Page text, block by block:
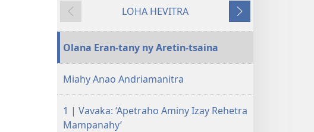
FIAMBENANA
tsaina
—
ve
ny
Baiboly?
Hiverina
LOHA HEVITRA
Manaraka
Olana Eran-tany ny Aretin-tsaina
Miahy Anao Andriamanitra
1 | Vavaka: ‘Apetraho Aminy Izay Rehetra
Mampanahy’